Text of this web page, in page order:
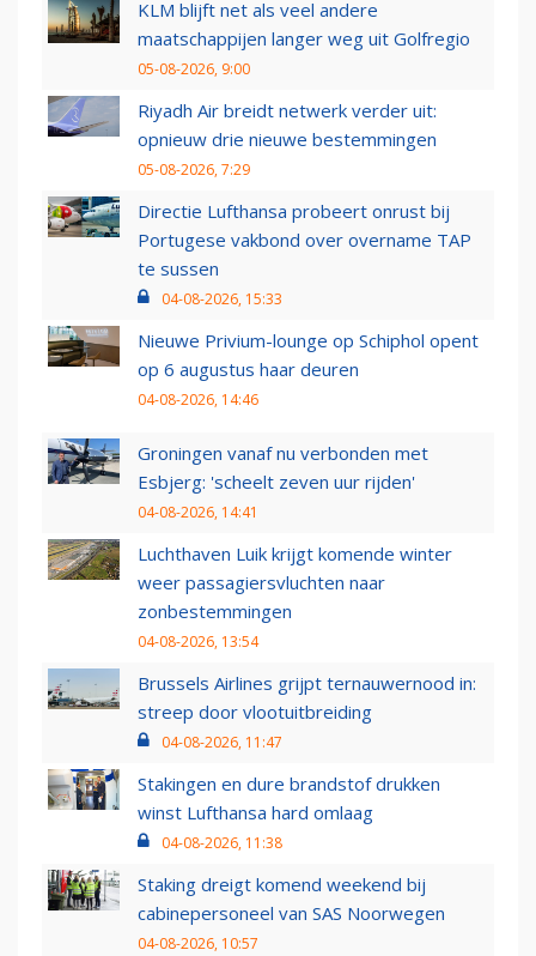
KLM blijft net als veel andere
maatschappijen langer weg uit Golfregio
05-08-2026, 9:00
Riyadh Air breidt netwerk verder uit:
opnieuw drie nieuwe bestemmingen
05-08-2026, 7:29
Directie Lufthansa probeert onrust bij
Portugese vakbond over overname TAP
te sussen
04-08-2026, 15:33
Nieuwe Privium-lounge op Schiphol opent
op 6 augustus haar deuren
04-08-2026, 14:46
Groningen vanaf nu verbonden met
Esbjerg: 'scheelt zeven uur rijden'
04-08-2026, 14:41
Luchthaven Luik krijgt komende winter
weer passagiersvluchten naar
zonbestemmingen
04-08-2026, 13:54
Brussels Airlines grijpt ternauwernood in:
streep door vlootuitbreiding
04-08-2026, 11:47
Stakingen en dure brandstof drukken
winst Lufthansa hard omlaag
04-08-2026, 11:38
Staking dreigt komend weekend bij
cabinepersoneel van SAS Noorwegen
04-08-2026, 10:57